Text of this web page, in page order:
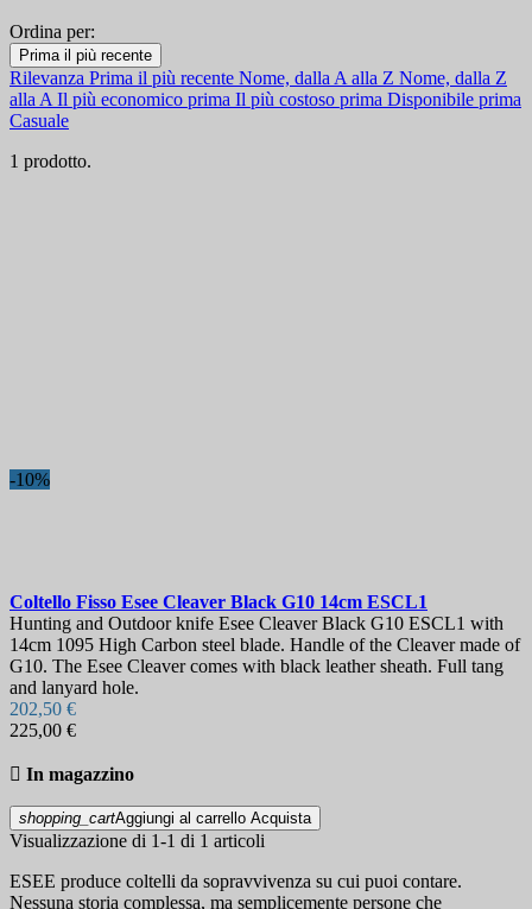
Filtri:
Cancella filtri
Disponibile
Visualizza i prodotti a
Ordina per:
Prima il più recente
Rilevanza Prima il più recente Nome, dalla A alla Z Nome, dalla Z
alla A Il più economico prima Il più costoso prima Disponibile prima
Casuale
1 prodotto.
-10%
Coltello Fisso Esee Cleaver Black G10 14cm ESCL1
Hunting and Outdoor knife Esee Cleaver Black G10 ESCL1 with
14cm 1095 High Carbon steel blade. Handle of the Cleaver made of
G10. The Esee Cleaver comes with black leather sheath. Full tang
and lanyard hole.
202,50 €
225,00 €
 In magazzino
shopping_cartAggiungi al carrello Acquista
Visualizzazione di 1-1 di 1 articoli
ESEE produce coltelli da sopravvivenza su cui puoi contare.
Nessuna storia complessa, ma semplicemente persone che